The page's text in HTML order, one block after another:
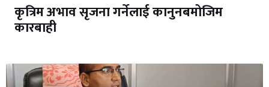
कृत्रिम अभाव सृजना गर्नेलाई कानुनबमोजिम
कारबाही